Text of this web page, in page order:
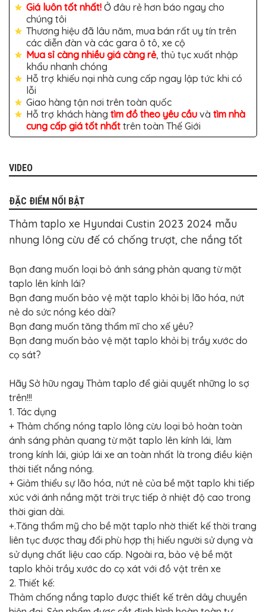
PEUGEOT
VINFAST
ĐỒ
CHƠI
TÔ
ĐỒ
CHƠI
XE
HƠI
MỚI
ĐỒ
CHƠI
HƠI
CAO
CẤP
CHƠI
DÁN
DECAL
Ô
TÔ
ISUZU
BỌC
GHẾ
TÔ
PHỤ
KIỆN
XE
CAO
CẤP
ĐỒ
CHƠI
XE
ĐẠP
ĐỒ
CÔNG
NGHỆ
KHÁC
Giá luôn tốt nhất! Ở đâu rẻ hơn báo ngay cho
chúng tôi
Thương hiệu đã lâu năm, mua bán rất uy tín trên
các diễn đàn và các gara ô tô, xe cộ
Mua sỉ càng nhiều giá càng rẻ, thủ tục xuất nhập
khẩu nhanh chóng
Hỗ trợ khiếu nại nhà cung cấp ngay lập tức khi có
lỗi
Giao hàng tận nơi trên toàn quốc
Hỗ trợ khách hàng tìm đồ theo yêu cầu và tìm nhà
cung cấp giá tốt nhất trên toàn Thế Giới
VIDEO
ĐẶC ĐIỂM NỔI BẬT
Thảm taplo xe Hyundai Custin 2023 2024 mẫu
nhung lông cừu đế có chống trượt, che nắng tốt
Bạn đang muốn loại bỏ ánh sáng phản quang từ mặt
taplo lên kính lái?
Bạn đang muốn bảo vệ mặt taplo khỏi bị lão hóa, nứt
nẻ do sức nóng kéo dài?
Bạn đang muốn tăng thẩm mĩ cho xế yêu?
Bạn đang muốn bảo vệ mặt taplo khỏi bị trầy xước do
cọ sát?
Hãy Sở hữu ngay Thảm taplo để giải quyết những lo sợ
trên!!!
1. Tác dụng
+ Thảm chống nóng taplo lông cừu loại bỏ hoàn toàn
ánh sáng phản quang từ mặt taplo lên kính lái, làm
trong kính lái, giúp lái xe an toàn nhất là trong điều kiện
thời tiết nắng nóng.
+ Giảm thiểu sự lão hóa, nứt nẻ của bề mặt taplo khi tiếp
xúc với ánh nắng mặt trời trực tiếp ở nhiệt độ cao trong
thời gian dài.
+.Tăng thẩm mỹ cho bề mặt taplo nhờ thiết kế thời trang
liên tục được thay đổi phù hợp thị hiếu người sử dụng và
sử dụng chất liệu cao cấp. Ngoài ra, bảo vệ bề mặt
taplo khỏi trầy xước do cọ xát với đồ vật trên xe
2. Thiết kế:
Thảm chống nắng taplo được thiết kế trên dây chuyền